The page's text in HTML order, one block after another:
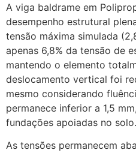
A viga baldrame em
desempenho estrutural
tensão máxima simulada
apenas 6,8% da tensão de
mantendo o elemento
deslocamento vertical foi
mesmo considerando
permanece inferior a 1,5
fundações apoiadas no solo.
As tensões permanecem